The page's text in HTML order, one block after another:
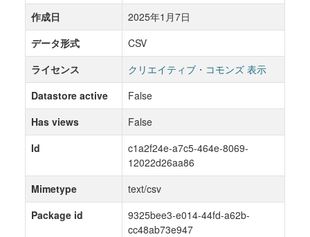
作成日
2025年1月7日
データ形式
CSV
ライセンス
クリエイティブ・コモンズ 表示
Datastore active
False
Has views
False
Id
c1a2f24e-a7c5-464e-8069-
12022d26aa86
Mimetype
text/csv
Package id
9325bee3-e014-44fd-a62b-
cc48ab73e947